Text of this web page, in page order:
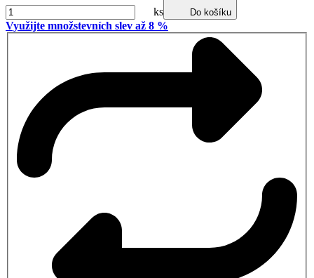
ks Do košíku
Využijte množstevních slev až 8 %